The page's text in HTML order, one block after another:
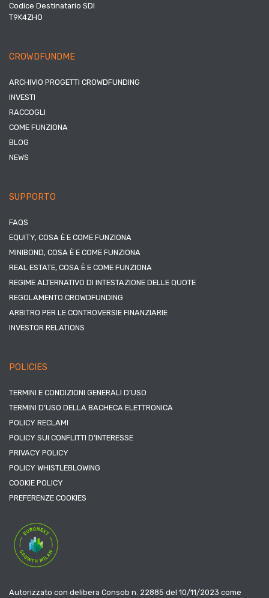
Codice Destinatario SDI
T9K4ZHO
CROWDFUNDME
ARCHIVIO PROGETTI CROWDFUNDING
INVESTI
RACCOGLI
COME FUNZIONA
BLOG
NEWS
SUPPORTO
FAQS
EQUITY, COSA È E COME FUNZIONA
MINIBOND, COSA È E COME FUNZIONA
REAL ESTATE, COSA È E COME FUNZIONA
REGIME ALTERNATIVO DI INTESTAZIONE DELLE QUOTE
REGOLAMENTO CROWDFUNDING
ARBITRO PER LE CONTROVERSIE FINANZIARIE
INVESTOR RELATIONS
POLICIES
TERMINI E CONDIZIONI GENERALI D’USO
TERMINI D’USO DELLA BACHECA ELETTRONICA
POLICY RECLAMI
POLICY SUI CONFLITTI D’INTERESSE
PRIVACY POLICY
POLICY WHISTLEBLOWING
COOKIE POLICY
PREFERENZE COOKIES
Autorizzato con delibera Consob n. 22885 del 10/11/2023 come